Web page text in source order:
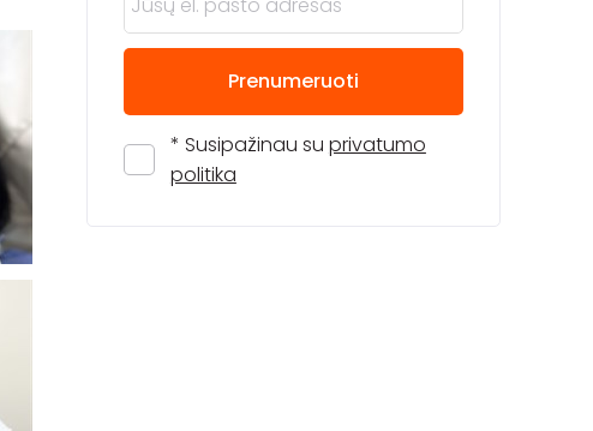
Prenumeruoti
* Susipažinau su privatumo
politika